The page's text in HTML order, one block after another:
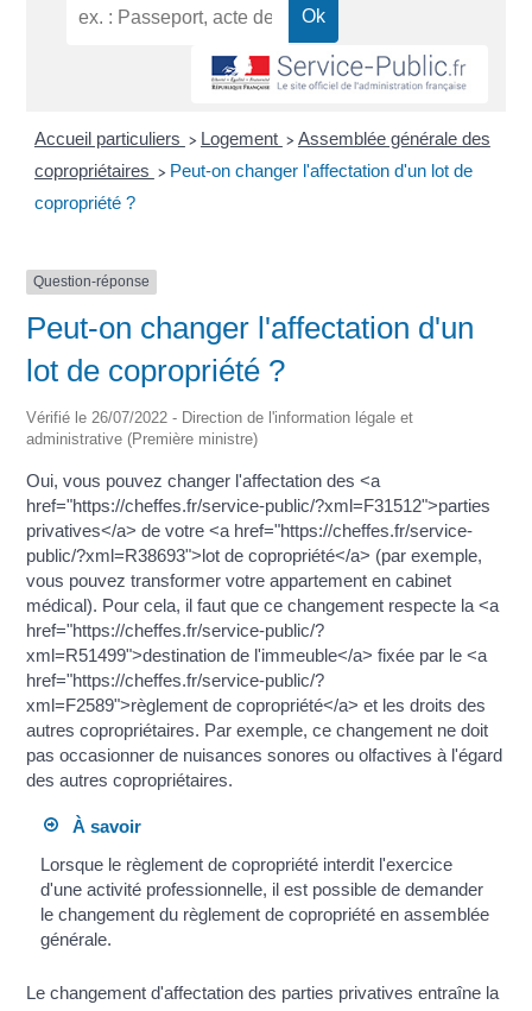
Accueil particuliers > Logement > Assemblée générale des
copropriétaires > Peut-on changer l'affectation d'un lot de
copropriété ?
Question-réponse
Peut-on changer l'affectation d'un
lot de copropriété ?
Vérifié le 26/07/2022 - Direction de l'information légale et
administrative (Première ministre)
Oui, vous pouvez changer l'affectation des <a
href="https://cheffes.fr/service-public/?xml=F31512">parties
privatives</a> de votre <a href="https://cheffes.fr/service-
public/?xml=R38693">lot de copropriété</a> (par exemple,
vous pouvez transformer votre appartement en cabinet
médical). Pour cela, il faut que ce changement respecte la <a
href="https://cheffes.fr/service-public/?
xml=R51499">destination de l'immeuble</a> fixée par le <a
href="https://cheffes.fr/service-public/?
xml=F2589">règlement de copropriété</a> et les droits des
autres copropriétaires. Par exemple, ce changement ne doit
pas occasionner de nuisances sonores ou olfactives à l'égard
des autres copropriétaires.
À savoir
Lorsque le règlement de copropriété interdit l'exercice
d'une activité professionnelle, il est possible de demander
le changement du règlement de copropriété en assemblée
générale.
Le changement d'affectation des parties privatives entraîne la